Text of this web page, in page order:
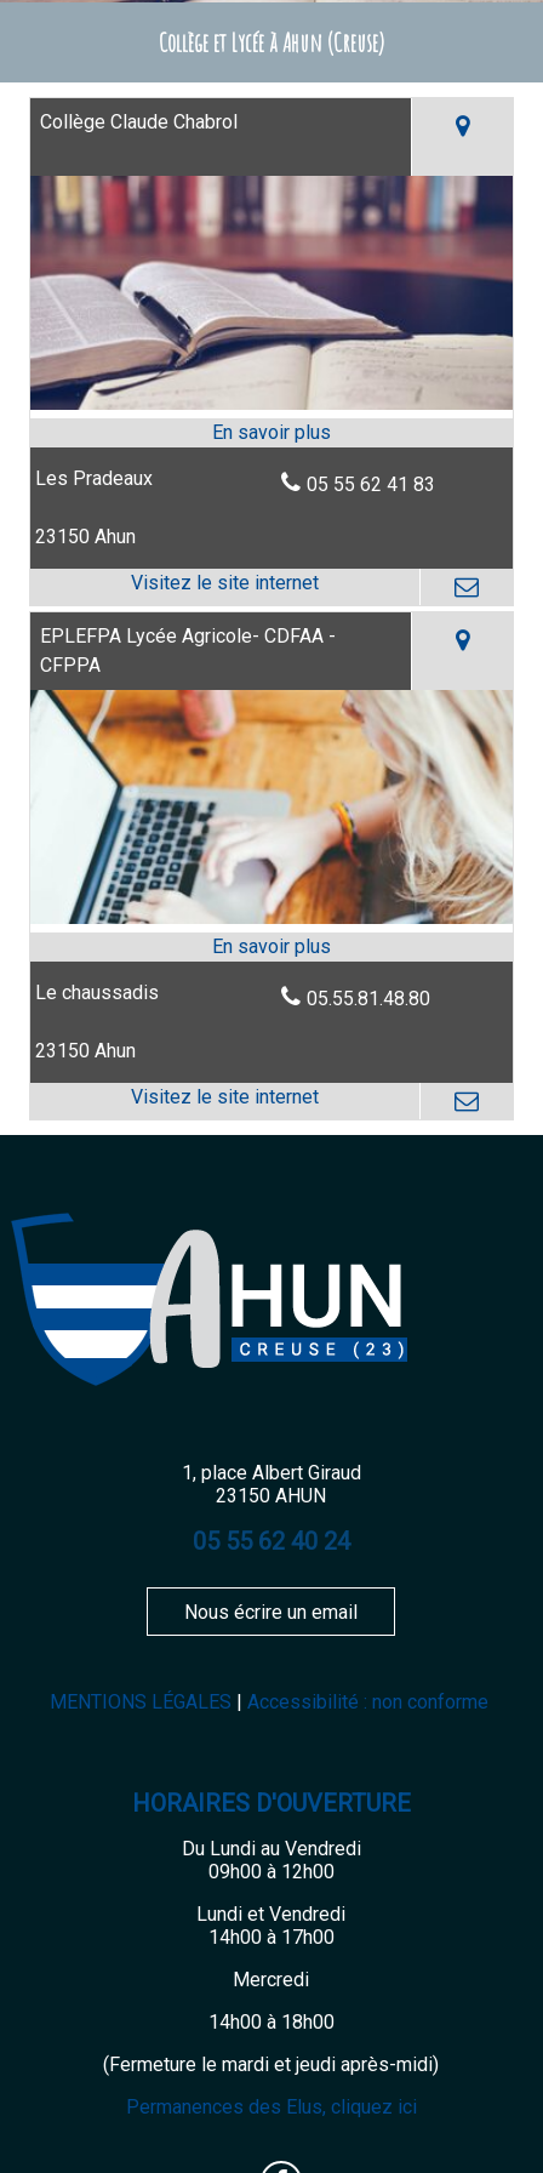
Collège et Lycée à Ahun (Creuse)
Collège Claude Chabrol
Les Pradeaux
23150 Ahun
05 55 62 41 83
EPLEFPA Lycée Agricole- CDFAA -
CFPPA
Le chaussadis
23150 Ahun
05.55.81.48.80
1, place Albert Giraud
23150 AHUN
05 55 62 40 24
Nous écrire un email
MENTIONS LÉGALES Accessibilité : non conforme
HORAIRES D'OUVERTURE
Du Lundi au Vendredi
09h00 à 12h00
Lundi et Vendredi
14h00 à 17h00
Mercredi
14h00 à 18h00
(Fermeture le mardi et jeudi après-midi)
Permanences des Elus, cliquez ici